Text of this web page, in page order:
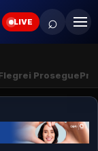
LIVE ⌕
Prosegue